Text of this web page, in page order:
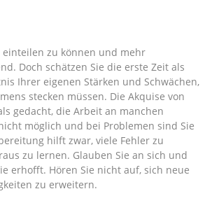
einteilen zu können und mehr
Doch schätzen Sie die erste Zeit als
Ihrer eigenen Stärken und Schwächen,
stecken müssen. Die Akquise von
gedacht, die Arbeit an manchen
möglich und bei Problemen sind Sie
hilft zwar, viele Fehler zu
zu lernen. Glauben Sie an sich und
erhofft. Hören Sie nicht auf, sich neue
zu erweitern.